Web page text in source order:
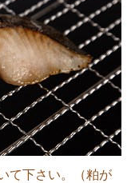
て下さい。（粕が